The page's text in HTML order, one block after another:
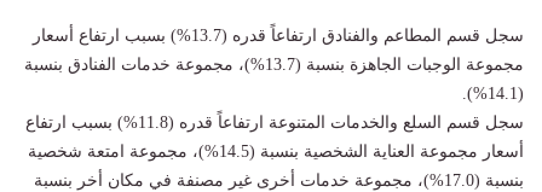
سجل قسم المطاعم والفنادق ارتفاعاً قدره (13.7%) بسبب ارتفاع أسعار
مجموعة الوجبات الجاهزة بنسبة (13.7%)، مجموعة خدمات الفنادق بنسبة
(14.1%).
سجل قسم السلع والخدمات المتنوعة ارتفاعاً قدره (11.8%) بسبب ارتفاع
أسعار مجموعة العناية الشخصية بنسبة (14.5%)، مجموعة امتعة شخصية
بنسبة (17.0%)، مجموعة خدمات أخرى غير مصنفة في مكان أخر بنسبة